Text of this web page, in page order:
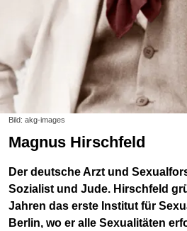
Bild: akg-images
Magnus Hirschfeld
Der deutsche Arzt und
Sozialist und Jude. Hirschfeld
Jahren das erste Institut für
Berlin, wo er alle Sexualitäten